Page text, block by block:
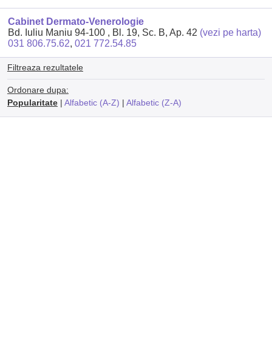
Cabinet Dermato-Venerologie
Bd. Iuliu Maniu 94-100 , Bl. 19, Sc. B, Ap. 42 (vezi pe harta)
031 806.75.62,021 772.54.85
Filtreaza rezultatele
Ordonare dupa:
Popularitate| Alfabetic (A-Z) | Alfabetic (Z-A)